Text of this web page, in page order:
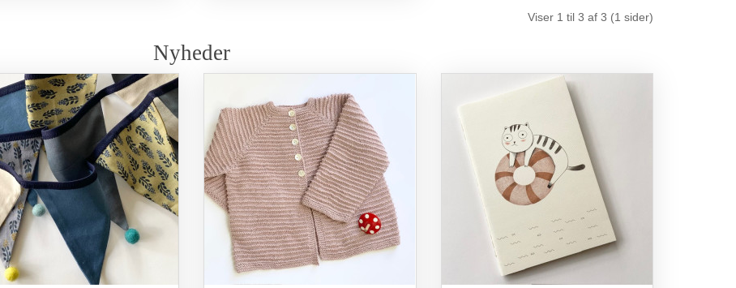
Viser 1 til 3 af 3 (1 sider)
Nyheder